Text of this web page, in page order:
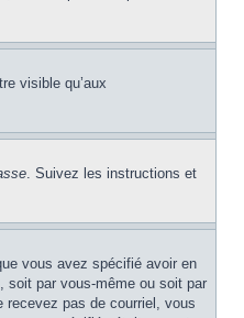
visible qu’aux
. Suivez les instructions et
vous avez spécifié avoir en
soit par vous-même ou soit par
pas de courriel, vous